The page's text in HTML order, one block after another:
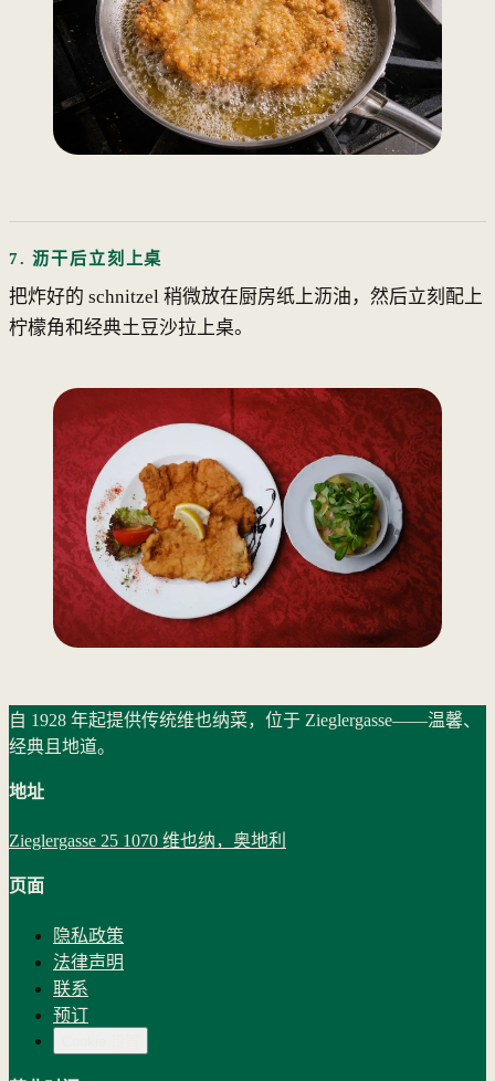
7. 沥干后立刻上桌
把炸好的 schnitzel 稍微放在厨房纸上沥油，然后立刻配上
柠檬角和经典土豆沙拉上桌。
自 1928 年起提供传统维也纳菜，位于 Zieglergasse——温馨、
经典且地道。
地址
Zieglergasse 25 1070 维也纳，奥地利
页面
隐私政策
法律声明
联系
预订